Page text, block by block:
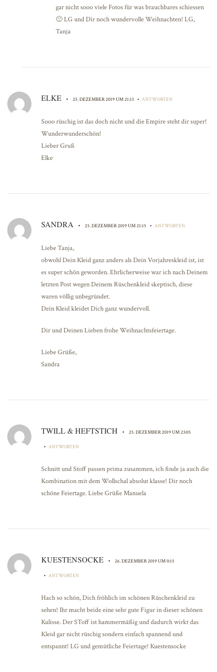
gar nicht sooo viele Fotos für was brauchbares schiessen
🙂 LG und Dir noch wundervolle Weihnachten! LG,
Tanja
ELKE • 25. DEZEMBER 2019 UM 21:13 • ANTWORTEN
Sooo rüschig ist das doch nicht und die Empire steht dir super!
Wunderwunderschön!
Lieber Gruß
Elke
SANDRA • 25. DEZEMBER 2019 UM 21:15 • ANTWORTEN
Liebe Tanja,
obwohl Dein Kleid ganz anders als Dein Vorjahreskleid ist, ist
es super schön geworden. Ehrlicherweise war ich nach Deinem
letzten Post wegen Deinem Rüschenkleid skeptisch, diese
waren völlig unbegründet.
Dein Kleid kleidet Dich ganz wundervoll.
Dir und Deinen Lieben frohe Weihnachtsfeiertage.
Liebe Grüße,
Sandra
TWILL & HEFTSTICH • 25. DEZEMBER 2019 UM 23:05
• ANTWORTEN
Schnitt und Stoff passen prima zusammen, ich finde ja auch die
Kombination mit dem Wollschal absolut klasse! Dir noch
schöne Feiertage. Liebe Grüße Manuela
KUESTENSOCKE • 26. DEZEMBER 2019 UM 0:15
• ANTWORTEN
Hach so schön, Dich fröhlich im schönen Rüschenkleid zu
sehen! Ihr macht beide eine sehr gute Figur in dieser schönen
Kulisse. Der SToff ist hammermäßig und dadurch wirkt das
Kleid gar nicht rüschig sondern einfach spannend und
entspannt! LG und gemütliche Feiertage! Kuestensocke